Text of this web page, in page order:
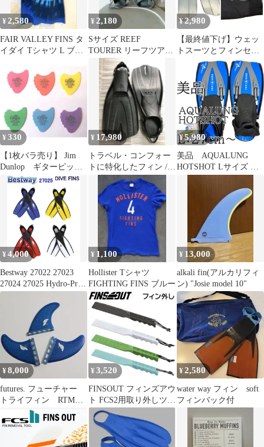
¥ 2,580
FAIR VALLEY FINS タ
イダイ Tシャツ L ブル
¥ 2,180
Sサイズ REEF
TOURER リーフツアラ
ー ダイビング ボード
フィン
¥2,980
【最終値下げ】ウェッ
トスーツとフィンセッ
¥330
【1枚バラ売り】 Jim
Dunlop ギターピッ
ク Tortex Fins 414R ゲ
ージ（mm）：. 60, .73,
.88, 1.0, 1.14
¥ 17,980
トラベル・コンフォー
トに特化したフィン /
国内 未流通モデル
¥5,980
美品 AQUALUNG
HOTSHOT Lサイズ ダ
¥4,000
Bestway 27022 27023
27024 27025 Hydro-Pro
Endura Swim Fins Multi-
Colour ベストウェイ ハ
イドロプロスイムフィ
ン マリンスポーツ スキ
ューバーダイビング ス
ノーケリング用フィン
足ヒレ 新品
¥ 1,100
Hollister Tシャツ
FIGHTING FINS ブルー
¥ 13,000
alkali fin(アルカリフィ
ン) "Josie model 10"
¥8,000
futures. フューチャー
トライフィン RTM
¥ 3,520
FINSOUT フィンズアウ
ト FCS2用取り外しツー
ル フィン外し
¥2,580
water way フィン soft
フィンバック付